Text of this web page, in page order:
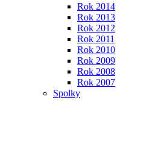
Rok 2014
Rok 2013
Rok 2012
Rok 2011
Rok 2010
Rok 2009
Rok 2008
Rok 2007
Spolky